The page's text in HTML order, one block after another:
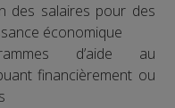
des salaires pour des
économique
d’aide au
financièrement ou